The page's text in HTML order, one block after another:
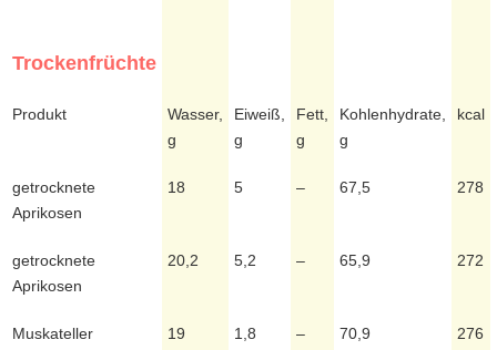
Trockenfrüchte
Produkt
Wasser,
g
Eiweiß,
g
Fett,
g
Kohlenhydrate,
g
kcal
getrocknete
Aprikosen
18 5 – 67,5 278
getrocknete
Aprikosen
20,2 5,2 – 65,9 272
Muskateller 19 1,8 – 70,9 276